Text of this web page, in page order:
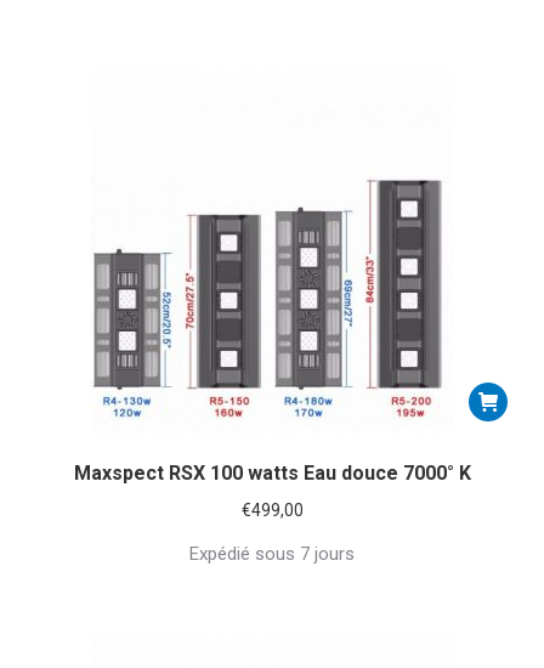
Maxspect RSX 100 watts Eau douce 7000° K
€499,00
Expédié sous 7 jours